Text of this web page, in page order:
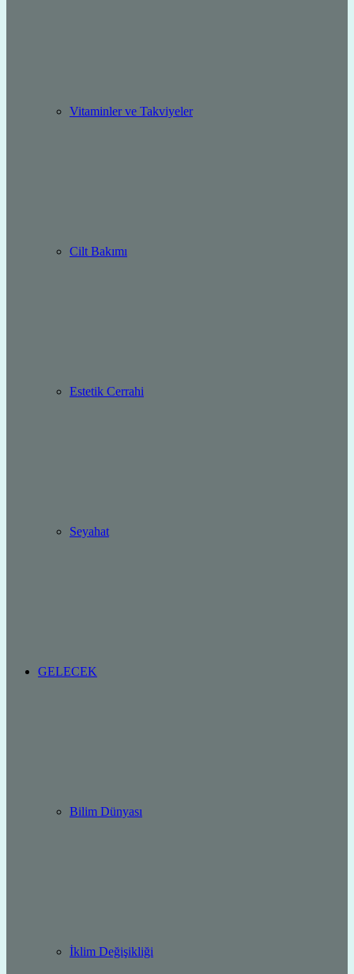
Vitaminler ve Takviyeler
Cilt Bakımı
Estetik Cerrahi
Seyahat
GELECEK
Bilim Dünyası
İklim Değişikliği